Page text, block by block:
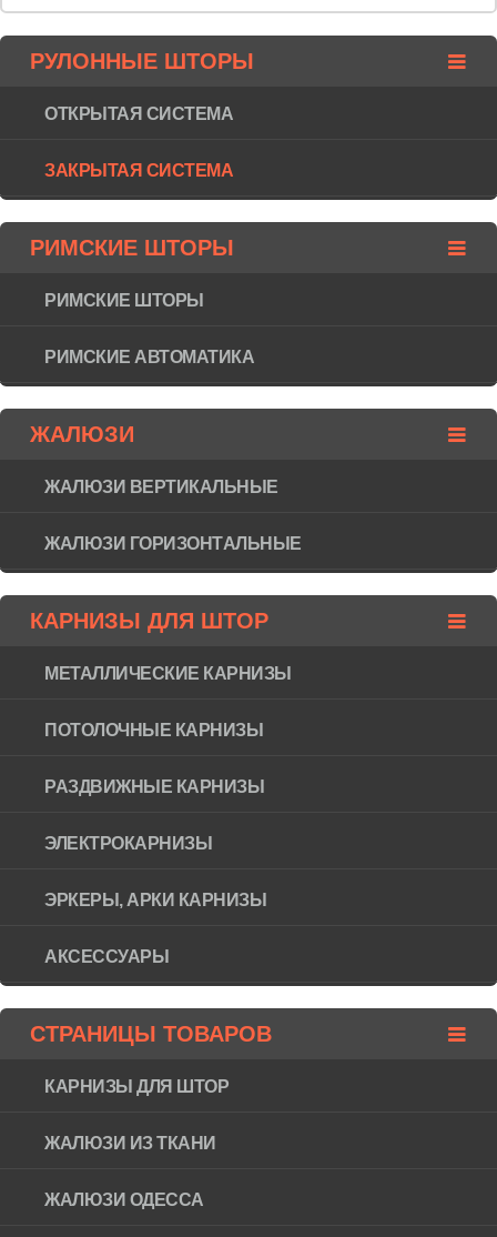
РУЛОННЫЕ ШТОРЫ
ОТКРЫТАЯ СИСТЕМА
ЗАКРЫТАЯ СИСТЕМА
РИМСКИЕ ШТОРЫ
РИМСКИЕ ШТОРЫ
РИМСКИЕ АВТОМАТИКА
ЖАЛЮЗИ
ЖАЛЮЗИ ВЕРТИКАЛЬНЫЕ
ЖАЛЮЗИ ГОРИЗОНТAЛЬНЫЕ
КАРНИЗЫ ДЛЯ ШТОР
МЕТАЛЛИЧЕСКИЕ КАРНИЗЫ
ПОТОЛОЧНЫЕ КАРНИЗЫ
РАЗДВИЖНЫЕ КАРНИЗЫ
ЭЛЕКТРОКАРНИЗЫ
ЭРКЕРЫ, АРКИ КАРНИЗЫ
АКСЕССУАРЫ
СТРАНИЦЫ ТОВАРОВ
КАРНИЗЫ ДЛЯ ШТОР
ЖАЛЮЗИ ИЗ ТКАНИ
ЖАЛЮЗИ ОДЕССА